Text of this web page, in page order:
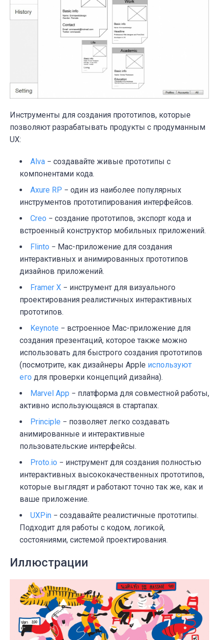
Инструменты для создания прототипов, которые
позволяют разрабатывать продукты с продуманным
UX:
Alva − создавайте живые прототипы с
компонентами кода.
Axure RP − один из наиболее популярных
инструментов прототипирования интерфейсов.
Creo − создание прототипов, экспорт кода и
встроенный конструктор мобильных приложений.
Flinto − Mac-приложение для создания
интерактивных и анимированных прототипов
дизайнов приложений.
Framer X − инструмент для визуального
проектирования реалистичных интерактивных
прототипов.
Keynote − встроенное Mac-приложение для
создания презентаций, которое также можно
использовать для быстрого создания прототипов
(посмотрите, как дизайнеры Apple используют
его для проверки концепций дизайна).
Marvel App − платформа для совместной работы,
активно использующаяся в стартапах.
Principle − позволяет легко создавать
анимированные и интерактивные
пользовательские интерфейсы.
Proto.io − инструмент для создания полностью
интерактивных высококачественных прототипов,
которые выглядят и работают точно так же, как и
ваше приложение.
UXPin − создавайте реалистичные прототипы.
Подходит для работы с кодом, логикой,
состояниями, системой проектирования.
Иллюстрации